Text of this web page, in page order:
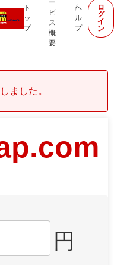
ト
ッ
プ
ー
ビ
ス
概
要
ヘ
ル
プ
ロ
グ
イ
ン
ました。
円